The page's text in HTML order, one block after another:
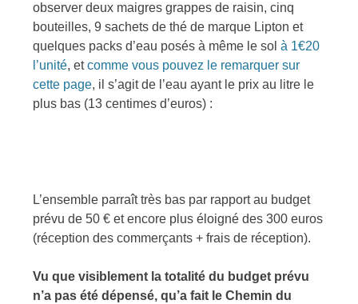
observer deux maigres grappes de raisin, cinq
bouteilles, 9 sachets de thé de marque Lipton et
quelques packs d’eau posés à même le solà 1€20
l’unité, etcomme vous pouvez le remarquer sur
cette page, il s’agit de l’eau ayant le prix au litre le
plus bas (13 centimes d’euros) :
L’ensemble parraît très bas par rapport au budget
prévu de 50 € et encore plus éloigné des 300 euros
(réception des commerçants + frais de réception).
Vu que visiblement la totalité du budget prévu
n’a pas été dépensé, qu’a fait le Chemin du